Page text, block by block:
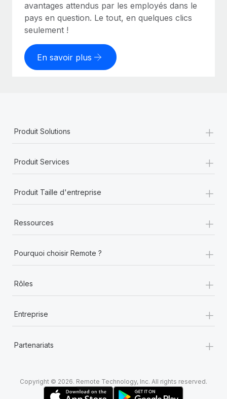
avantages attendus par les employés dans le
pays en question. Le tout, en quelques clics
seulement !
En savoir plus
Produit Solutions +
Produit Services +
Produit Taille d'entreprise +
Ressources +
Pourquoi choisir Remote ? +
Rôles +
Entreprise +
Partenariats +
Copyright © 2026. Remote Technology, Inc. All rights reserved.